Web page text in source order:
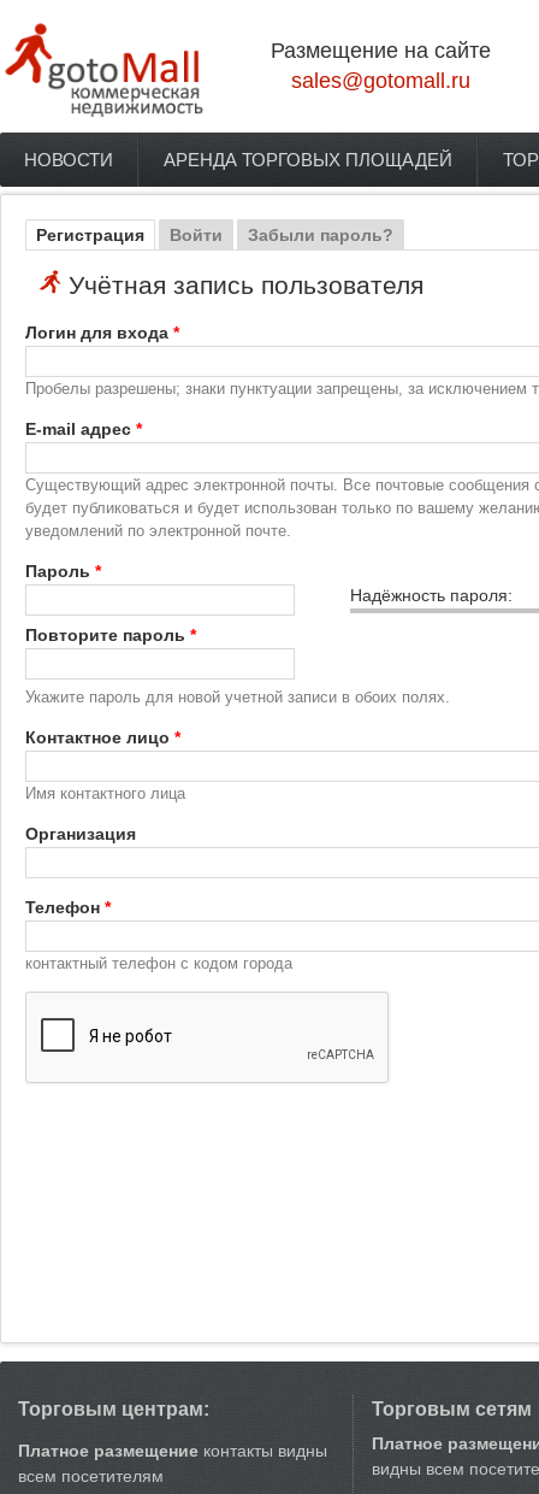
Размещение на сайте
sales@gotomall.ru
Главное меню
НОВОСТИ АРЕНДА ТОРГОВЫХ ПЛОЩАДЕЙ
Главные вкладки
Регистрация (активная вкладка)
Войти Забыли пароль?
Учётная запись пользователя
Логин для входа *
Пробелы разрешены; знаки пунктуации запрещены, за исключением
E-mail адрес *
Существующий адрес электронной почты. Все почтовые сообщения
будет публиковаться и будет использован только по вашему
уведомлений по электронной почте.
Надёжность пароля:
Пароль *
Повторите пароль *
Укажите пароль для новой учетной записи в обоих полях.
Контактное лицо *
Имя контактного лица
Организация
Телефон *
контактный телефон с кодом города
Торговым центрам:
Платное размещение контакты видны
всем посетителям
Торговым сетям
Платное
видны всем